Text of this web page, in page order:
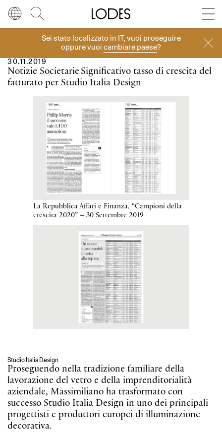
Sei stato localizzato in IT, vuoi proseguire
oppure vuoicambiare paese?
LinguaItaliano
Italiano
Français
Deutsch
Español
Русский
简体中文
Regione Europa
Nord America
Resto del mondo
Store locator Press room
Diesel Living with Lodes
Corporate
30.11.2019
Notizie Societarie Significativo tasso di crescita del
fatturato per Studio Italia Design
La Repubblica Affari e Finanza, “Campioni della
crescita 2020” – 30 Settembre 2019
Studio Italia Design
Proseguendo nella tradizione familiare della
lavorazione del vetro e della imprenditorialità
aziendale, Massimiliano ha trasformato con
successo Studio Italia Design in uno dei principali
progettisti e produttori europei di illuminazione
decorativa.